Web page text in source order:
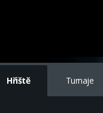
Hřiště Turnaje